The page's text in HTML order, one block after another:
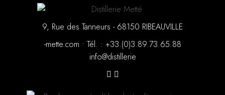
9, Rue des Tanneurs - 68150 RIBEAUVILLE
88.56.37.98.3(0).33+ : .léT
•
moc.ettem-
eirellitsid@ofni